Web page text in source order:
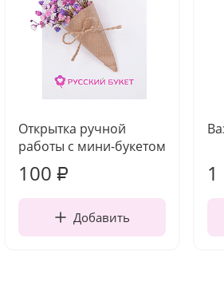
Открытка ручной
работы с мини-букетом
100 ₽
Добавить